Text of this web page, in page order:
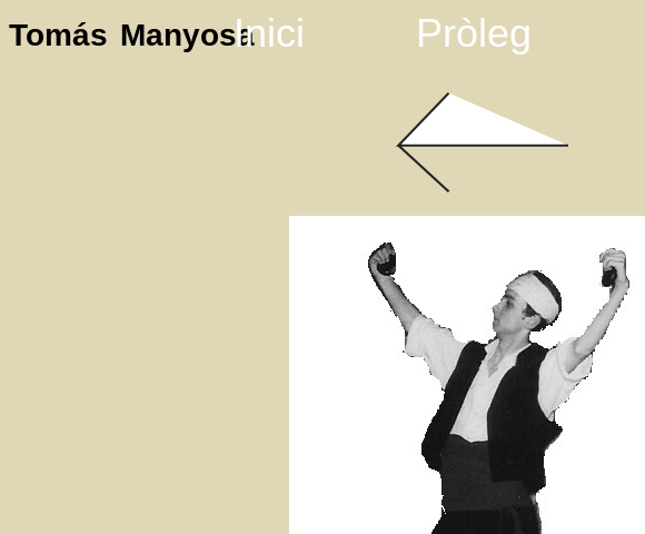
Inici Pròleg
Tomás Manyosa